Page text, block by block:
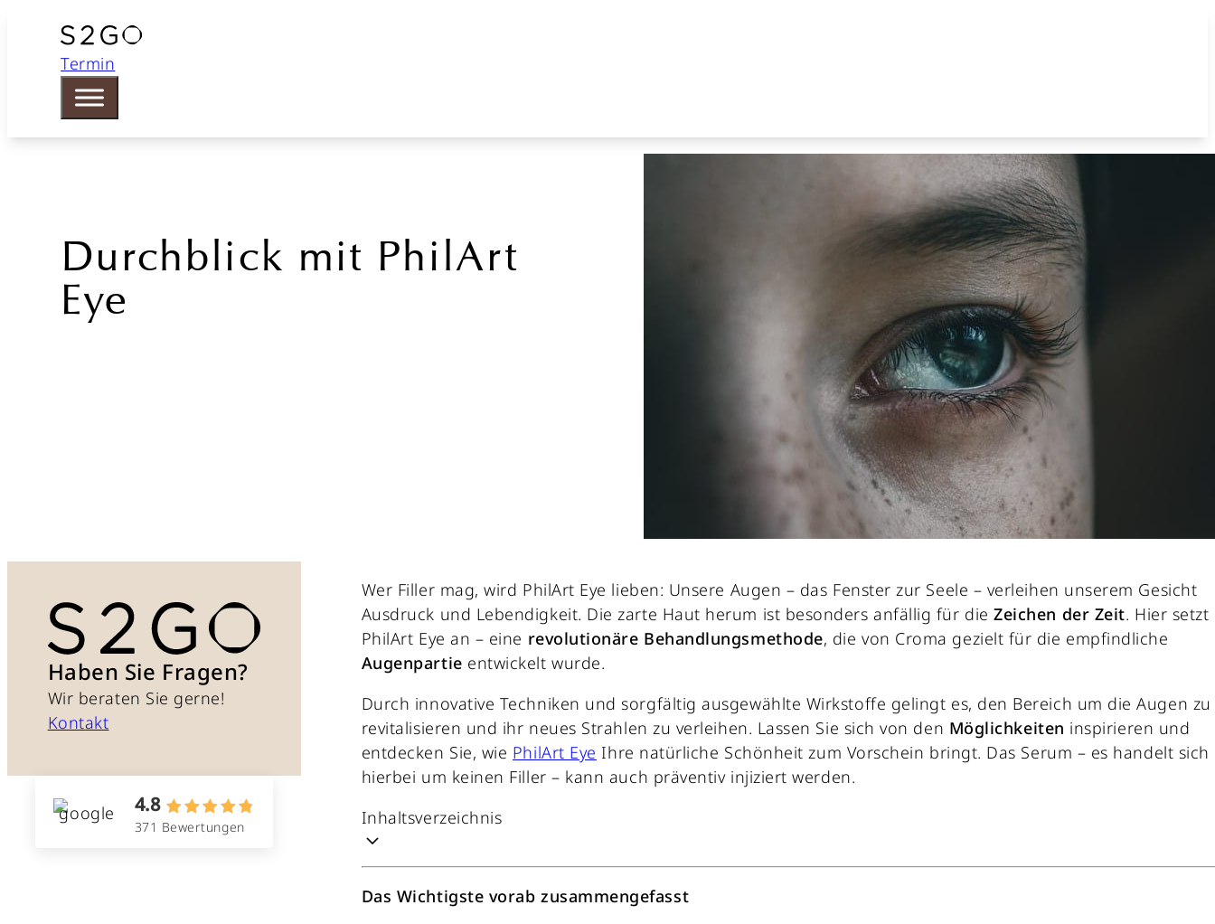
Termin
Durchblick mit PhilArt
Eye
Haben Sie Fragen?
Wir beraten Sie gerne!
Kontakt
4.8
371 Bewertungen
Wer Filler mag, wird PhilArt Eye lieben: Unsere Augen – das Fenster zur Seele – verleihen unserem Gesicht
Ausdruck und Lebendigkeit. Die zarte Haut herum ist besonders anfällig für dieZeichen der Zeit. Hier setzt
PhilArt Eye an – eine revolutionäre Behandlungsmethode, die von Croma gezielt für die empfindliche
Augenpartie entwickelt wurde.
Durch innovative Techniken und sorgfältig ausgewählte Wirkstoffe gelingt es, den Bereich um die Augen zu
revitalisieren und ihr neues Strahlen zu verleihen. Lassen Sie sich von den Möglichkeiten inspirieren und
entdecken Sie, wie PhilArt Eye Ihre natürliche Schönheit zum Vorschein bringt. Das Serum – es handelt sich
hierbei um keinen Filler – kann auch präventiv injiziert werden.
Inhaltsverzeichnis
Das Wichtigste vorab zusammengefasst